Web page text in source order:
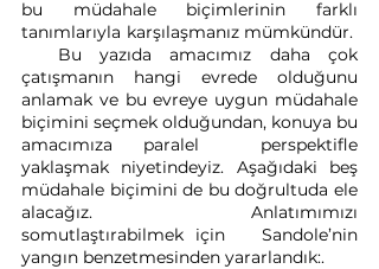
bu müdahale biçimlerinin farklı
tanımlarıyla karşılaşmanız mümkündür.
Bu yazıda amacımız daha çok
çatışmanın hangi evrede olduğunu
anlamak ve bu evreye uygun müdahale
biçimini seçmek olduğundan, konuya bu
amacımıza paralel  perspektifle
yaklaşmak niyetindeyiz. Aşağıdaki beş
müdahale biçimini de bu doğrultuda ele
alacağız. Anlatımımızı
somutlaştırabilmek için   Sandole’nin
yangın benzetmesinden yararlandık:.